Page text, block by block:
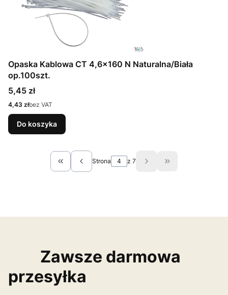
Opaska Kablowa CT 4,6x160 N Naturalna/Biała
op.100szt.
Cena
5,45 zł
Cena
4,43 złbez VAT
Do koszyka
Wróć do pierwszej strony z produktami
Strona z 7 Przejdź do
Zawsze darmowa
przesyłka